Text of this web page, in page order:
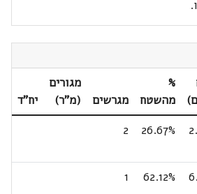
%
מהשטח
מגרשים
מגורים
(מ"ר)
יח"ד
26.67%
2
62.12%
1